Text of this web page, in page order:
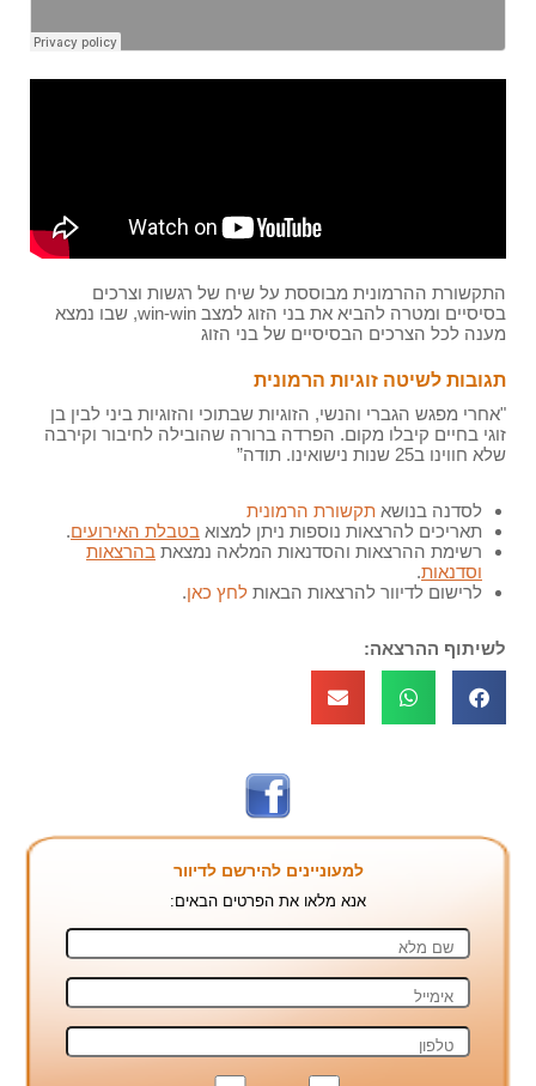
התקשורת ההרמונית מבוססת על שיח של רגשות וצרכים
בסיסיים ומטרה להביא את בני הזוג למצב win-win, שבו נמצא
מענה לכל הצרכים הבסיסיים של בני הזוג
תגובות לשיטה זוגיות הרמונית
"אחרי מפגש הגברי והנשי, הזוגיות שבתוכי והזוגיות ביני לבין בן
זוגי בחיים קיבלו מקום. הפרדה ברורה שהובילה לחיבור וקירבה
שלא חווינו ב25 שנות נישואינו. תודה”
לסדנה בנושא תקשורת הרמונית
תאריכים להרצאות נוספות ניתן למצוא בטבלת האירועים.
רשימת ההרצאות והסדנאות המלאה נמצאת בהרצאות
וסדנאות.
לרישום לדיוור להרצאות הבאות לחץ כאן.
לשיתוף ההרצאה:
למעוניינים להירשם לדיוור
אנא מלאו את הפרטים הבאים: